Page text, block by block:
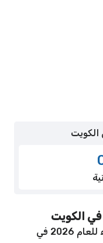
الكويت
فيما يلي عداد تنازلي يبين نهاية الشتاء للعام 2026 في